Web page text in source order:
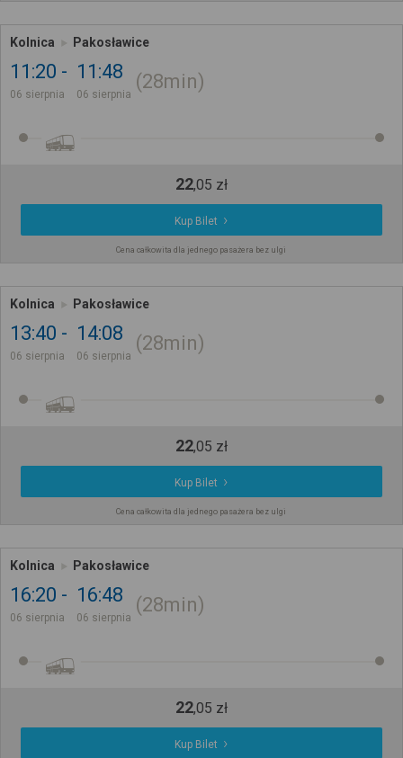
Kolnica Pakosławice
11:20
06 sierpnia
11:48
06 sierpnia
28min
22,05 zł
Kup Bilet
Cena całkowita dla jednego pasażera bez ulgi
Kolnica Pakosławice
13:40
06 sierpnia
14:08
06 sierpnia
28min
22,05 zł
Kup Bilet
Cena całkowita dla jednego pasażera bez ulgi
Kolnica Pakosławice
16:20
06 sierpnia
16:48
06 sierpnia
28min
22,05 zł
Kup Bilet